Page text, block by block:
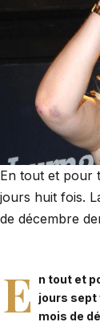
En tout et pour
jours huit fois.
de décembre
E n tout et
jours sept
mois de